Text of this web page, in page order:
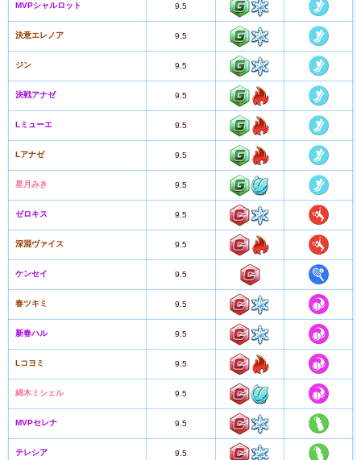
MVPシャルロット 9.5
決意エレノア 9.5
ジン 9.5
決戦アナゼ 9.5
Lミューエ 9.5
Lアナゼ 9.5
星月みき 9.5
ゼロキス 9.5
深淵ヴァイス 9.5
ケンセイ 9.5
春ツキミ 9.5
新春ハル 9.5
Lコヨミ 9.5
綿木ミシェル 9.5
MVPセレナ 9.5
テレシア 9.5